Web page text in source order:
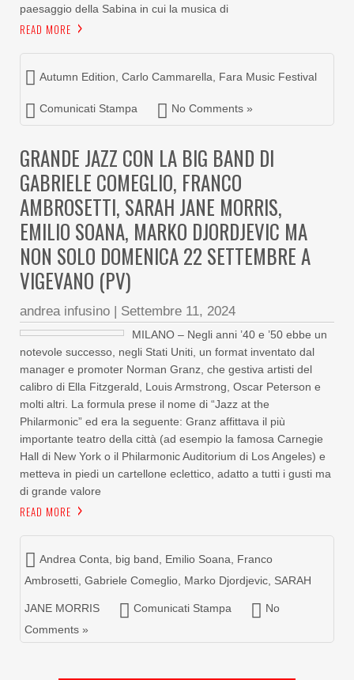
paesaggio della Sabina in cui la musica di
READ MORE
Autumn Edition Carlo Cammarella Fara Music Festival
Comunicati Stampa No Comments »
GRANDE JAZZ CON LA BIG BAND DI
GABRIELE COMEGLIO, FRANCO
AMBROSETTI, SARAH JANE MORRIS,
EMILIO SOANA, MARKO DJORDJEVIC MA
NON SOLO DOMENICA 22 SETTEMBRE A
VIGEVANO (PV)
andrea infusino | Settembre 11, 2024
MILANO – Negli anni ’40 e ’50 ebbe un
notevole successo, negli Stati Uniti, un format inventato dal
manager e promoter Norman Granz, che gestiva artisti del
calibro di Ella Fitzgerald, Louis Armstrong, Oscar Peterson e
molti altri. La formula prese il nome di “Jazz at the
Philarmonic” ed era la seguente: Granz affittava il più
importante teatro della città (ad esempio la famosa Carnegie
Hall di New York o il Philarmonic Auditorium di Los Angeles) e
metteva in piedi un cartellone eclettico, adatto a tutti i gusti ma
di grande valore
READ MORE
Andrea Conta big band Emilio Soana
Franco
Ambrosetti Gabriele Comeglio Marko Djordjevic SARAH
JANE MORRIS Comunicati Stampa
No
Comments »